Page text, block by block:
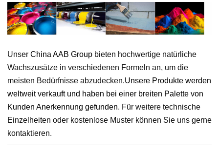
Unser China AAB Group bieten hochwertige natürliche
Wachszusätze in verschiedenen Formeln an, um die
meisten Bedürfnisse abzudecken.Unsere Produkte werden
weltweit verkauft und haben bei einer breiten Palette von
Kunden Anerkennung gefunden. Für weitere technische
Einzelheiten oder kostenlose Muster können Sie uns gerne
kontaktieren.